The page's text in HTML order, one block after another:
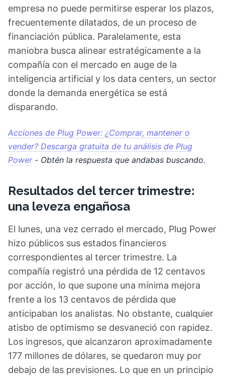
empresa no puede permitirse esperar los plazos,
frecuentemente dilatados, de un proceso de
financiación pública. Paralelamente, esta
maniobra busca alinear estratégicamente a la
compañía con el mercado en auge de la
inteligencia artificial y los data centers, un sector
donde la demanda energética se está
disparando.
Acciones de Plug Power: ¿Comprar, mantener o
vender? Descarga gratuita de tu análisis de Plug
Power- Obtén la respuesta que andabas buscando.
Resultados del tercer trimestre:
una leveza engañosa
El lunes, una vez cerrado el mercado, Plug Power
hizo públicos sus estados financieros
correspondientes al tercer trimestre. La
compañía registró una pérdida de 12 centavos
por acción, lo que supone una mínima mejora
frente a los 13 centavos de pérdida que
anticipaban los analistas. No obstante, cualquier
atisbo de optimismo se desvaneció con rapidez.
Los ingresos, que alcanzaron aproximadamente
177 millones de dólares, se quedaron muy por
debajo de las previsiones. Lo que en un principio